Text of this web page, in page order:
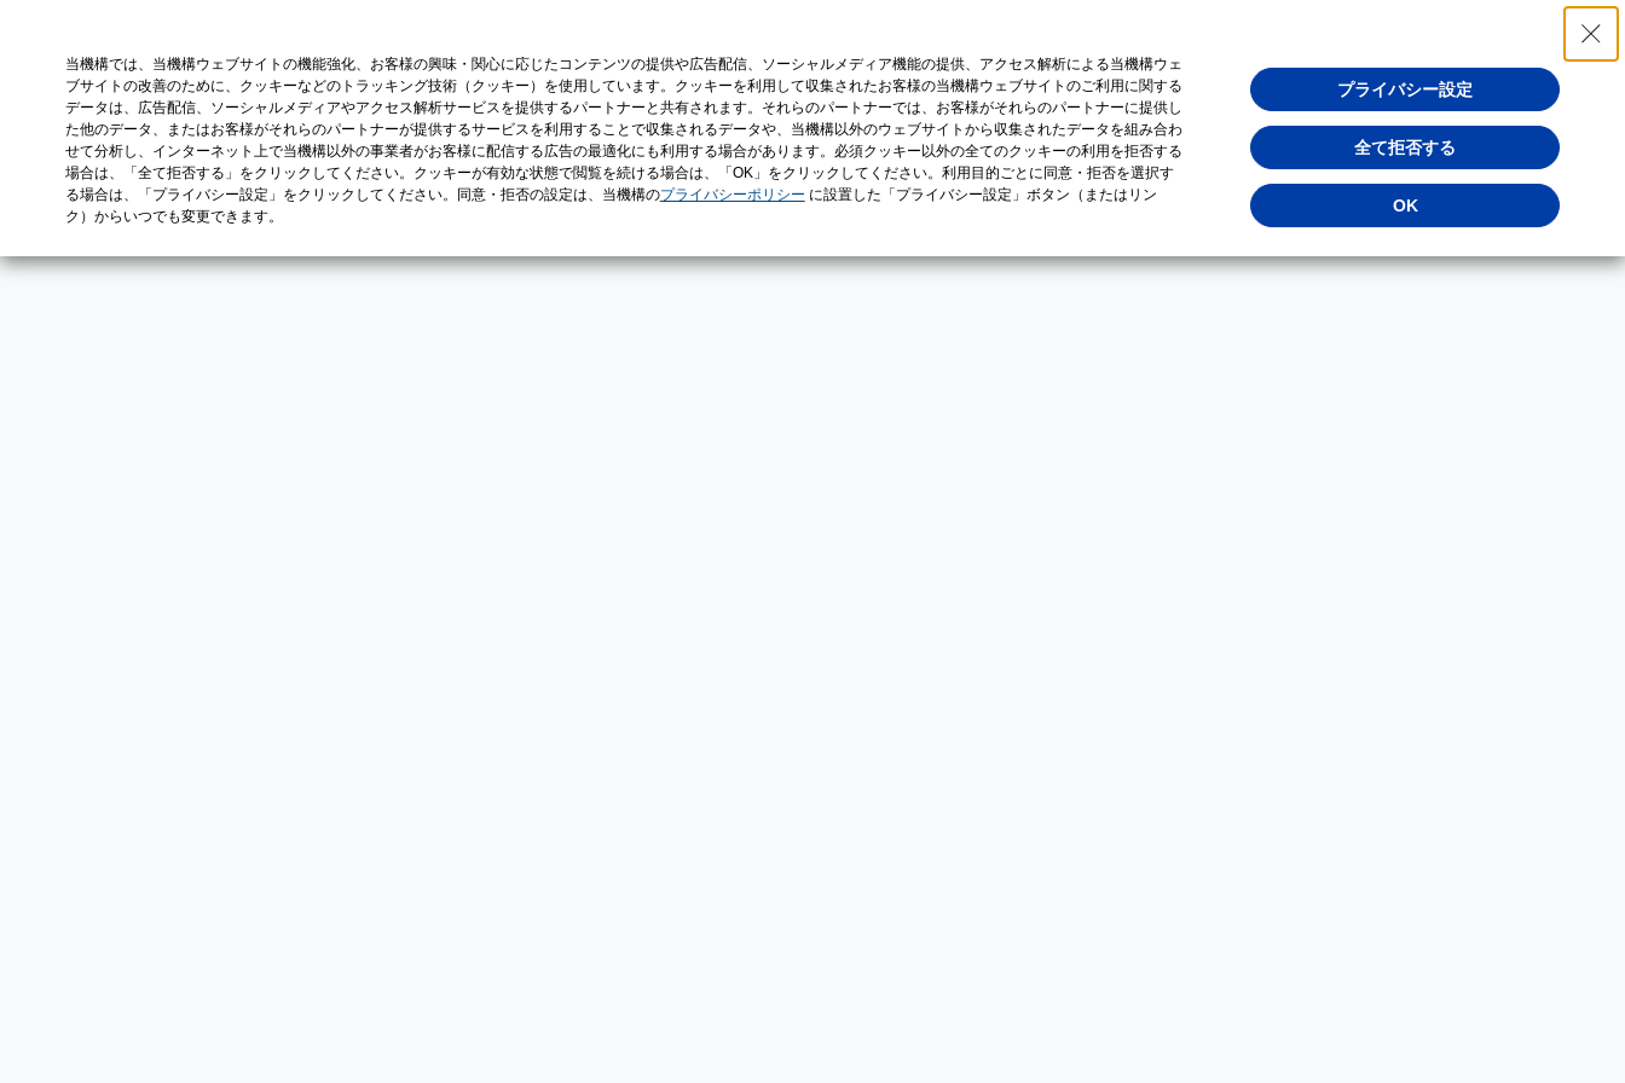
当機構では、当機構ウェブサイトの機能強化、お客様の興味・関心に応じたコンテンツの提供や広告配信、ソーシャルメディア機能の提供、アクセス解析による当機構ウェ
ブサイトの改善のために、クッキーなどのトラッキング技術（クッキー）を使用しています。クッキーを利用して収集されたお客様の当機構ウェブサイトのご利用に関する
データは、広告配信、ソーシャルメディアやアクセス解析サービスを提供するパートナーと共有されます。それらのパートナーでは、お客様がそれらのパートナーに提供し
た他のデータ、またはお客様がそれらのパートナーが提供するサービスを利用することで収集されるデータや、当機構以外のウェブサイトから収集されたデータを組み合わ
せて分析し、インターネット上で当機構以外の事業者がお客様に配信する広告の最適化にも利用する場合があります。必須クッキー以外の全てのクッキーの利用を拒否する
場合は、「全て拒否する」をクリックしてください。クッキーが有効な状態で閲覧を続ける場合は、「OK」をクリックしてください。利用目的ごとに同意・拒否を選択す
る場合は、「プライバシー設定」をクリックしてください。同意・拒否の設定は、当機構のプライバシーポリシー に設置した「プライバシー設定」ボタン（またはリン
ク）からいつでも変更できます。
プライバシー設定
全て拒否する
OK